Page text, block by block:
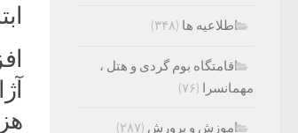
اطلاعیه ها (۳۴۸)
اقامتگاه بوم گردی و هتل ،
مهمانسرا (۷۶)
اموزش و پرورش (۲۸۷)